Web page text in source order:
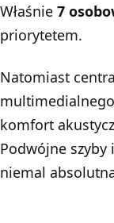
Właśnie 7
priorytetem.
Natomiast
komfort
Podwójne szyby
niemal